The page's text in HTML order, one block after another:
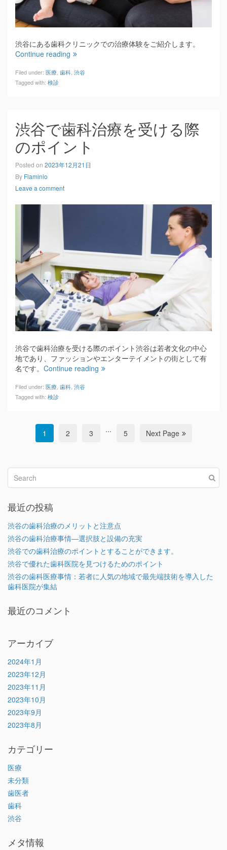
渋谷にある歯科クリニックでの治療体験をご紹介します。
Continue reading
Filed under: 医療, 歯科, 渋谷
Tagged with: 検診
渋谷で歯科治療を受ける際
のポイント
Posted on 2023年12月21日
By Flaminio
Leave a comment
渋谷で歯科治療を受ける際のポイント渋谷は若者文化の中心
地であり、ファッションやエンターテイメントの街として有
名です。 Continue reading
Filed under: 医療 歯科 渋谷
Tagged with: 検診
1 2 3 ... 5 Next Page
最近の投稿
渋谷の歯科治療のメリットと注意点
渋谷の歯科治療事情―選択肢と設備の充実
渋谷での歯科治療のポイントとすることができます。
渋谷で優れた歯科医院を見つけるためのポイント
渋谷の歯科医療事情：若者に人気の地域で最先端技術を導入した
歯科医院が集結
最近のコメント
アーカイブ
2024年1月
2023年12月
2023年11月
2023年10月
2023年9月
2023年8月
カテゴリー
医療
未分類
歯医者
歯科
渋谷
メタ情報